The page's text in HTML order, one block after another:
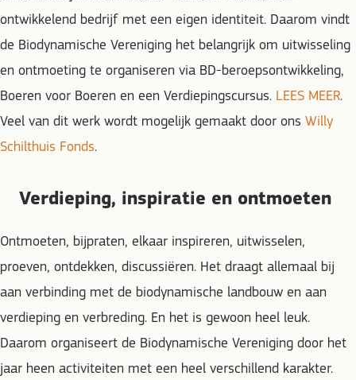
ontwikkelend bedrijf met een eigen identiteit. Daarom vindt
de Biodynamische Vereniging het belangrijk om uitwisseling
en ontmoeting te organiseren via BD-beroepsontwikkeling,
Boeren voor Boeren en een Verdiepingscursus. LEES MEER.
Veel van dit werk wordt mogelijk gemaakt door ons Willy
Schilthuis Fonds.
Verdieping, inspiratie en ontmoeten
Ontmoeten, bijpraten, elkaar inspireren, uitwisselen,
proeven, ontdekken, discussiëren. Het draagt allemaal bij
aan verbinding met de biodynamische landbouw en aan
verdieping en verbreding. En het is gewoon heel leuk.
Daarom organiseert de Biodynamische Vereniging door het
jaar heen activiteiten met een heel verschillend karakter.